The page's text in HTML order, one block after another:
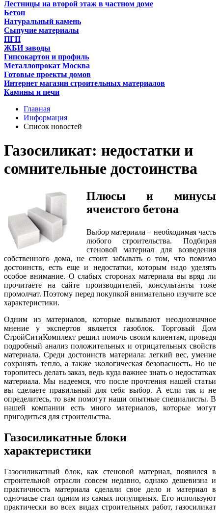
Лестницы на второй этаж в частном доме
Бетон
Натуральный камень
Сыпучие материалы
ПГП
ЖБИ заводы
Гипсокартон и профиль
Металлопрокат Москва
Готовые проекты домов
Интернет магазин строительных материалов
Камины и печи
Главная
Информация
Список новостей
Газосиликат: недостатки и
сомнительные достоинства
Плюсы и минусы
ячеистого бетона
Выбор материала – необходимая часть
любого строительства. Подбирая
стеновой материал для возведения
собственного дома, не стоит забывать о том, что помимо
достоинств, есть еще и недостатки, которым надо уделять
особое внимание. О слабых сторонах материала вы вряд ли
прочитаете на сайте производителей, консультанты тоже
промолчат. Поэтому перед покупкой внимательно изучите все
характеристики.
Одним из материалов, которые вызывают неоднозначное
мнение у экспертов является газоблок. Торговый Дом
СтройСитиКомплект решил помочь своим клиентам, проведя
подробный анализ положительных и отрицательных свойств
материала. Среди достоинств материала: легкий вес, умение
сохранять тепло, а также экологическая безопасность. Но не
торопитесь делать заказ, ведь куда важнее знать о недостатках
материала. Мы надеемся, что после прочтения нашей статьи
вы сделаете правильный для себя выбор. А если так и не
определитесь, то вам помогут наши опытные специалисты. В
нашей компании есть много материалов, которые могут
пригодиться для строительства.
Газосиликатные блоки
характеристики
Газосиликатный блок, как стеновой материал, появился в
строительной отрасли совсем недавно, однако дешевизна и
практичность материала сделали свое дело и материал в
одночасье стал одним из самых популярных. Его используют
практически во всех видах строительных работ, газосиликат